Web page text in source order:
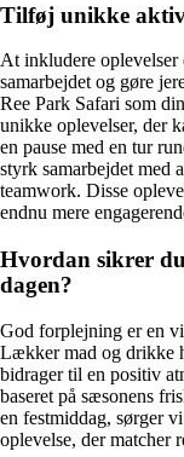
Tilføj unikke
At inkludere oplevelser
samarbejdet og gøre
Ree Park Safari som
unikke oplevelser, der
en pause med en tur
styrk samarbejdet med
teamwork. Disse
endnu mere
Hvordan sikrer
dagen?
God forplejning er en
Lækker mad og drikke
bidrager til en positiv
baseret på sæsonens
en festmiddag, sørger
oplevelse, der matcher